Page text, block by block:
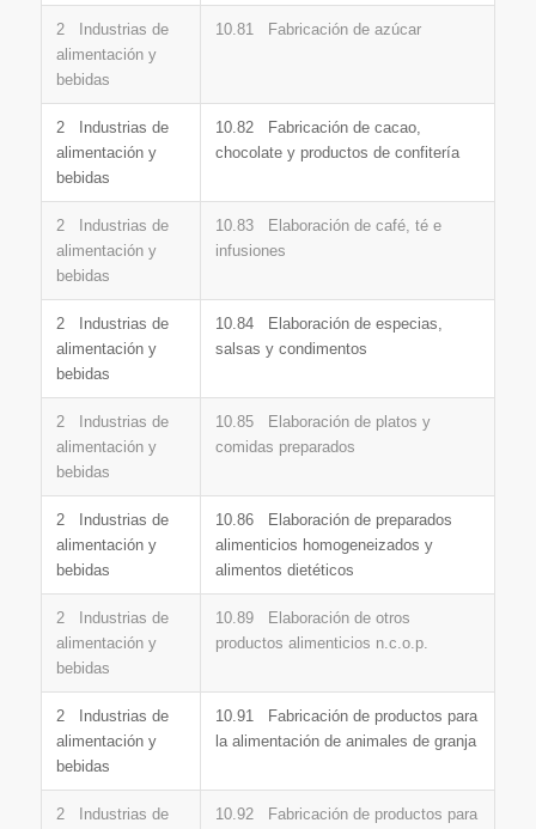
2 Industrias de
alimentación y
bebidas
10.81 Fabricación de azúcar
2 Industrias de
alimentación y
bebidas
10.82 Fabricación de cacao,
chocolate y productos de confitería
2 Industrias de
alimentación y
bebidas
10.83 Elaboración de café, té e
infusiones
2 Industrias de
alimentación y
bebidas
10.84 Elaboración de especias,
salsas y condimentos
2 Industrias de
alimentación y
bebidas
10.85 Elaboración de platos y
comidas preparados
2 Industrias de
alimentación y
bebidas
10.86 Elaboración de preparados
alimenticios homogeneizados y
alimentos dietéticos
2 Industrias de
alimentación y
bebidas
10.89 Elaboración de otros
productos alimenticios n.c.o.p.
2 Industrias de
alimentación y
bebidas
10.91 Fabricación de productos para
la alimentación de animales de granja
2 Industrias de
10.92 Fabricación de productos para